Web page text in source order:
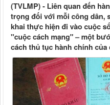
(TVLMP) - Liên quan đến
trọng đối với mỗi công dân,
khai thực hiện đi vào cuộc
"cuộc cách mạng" – một
cách thủ tục hành chính